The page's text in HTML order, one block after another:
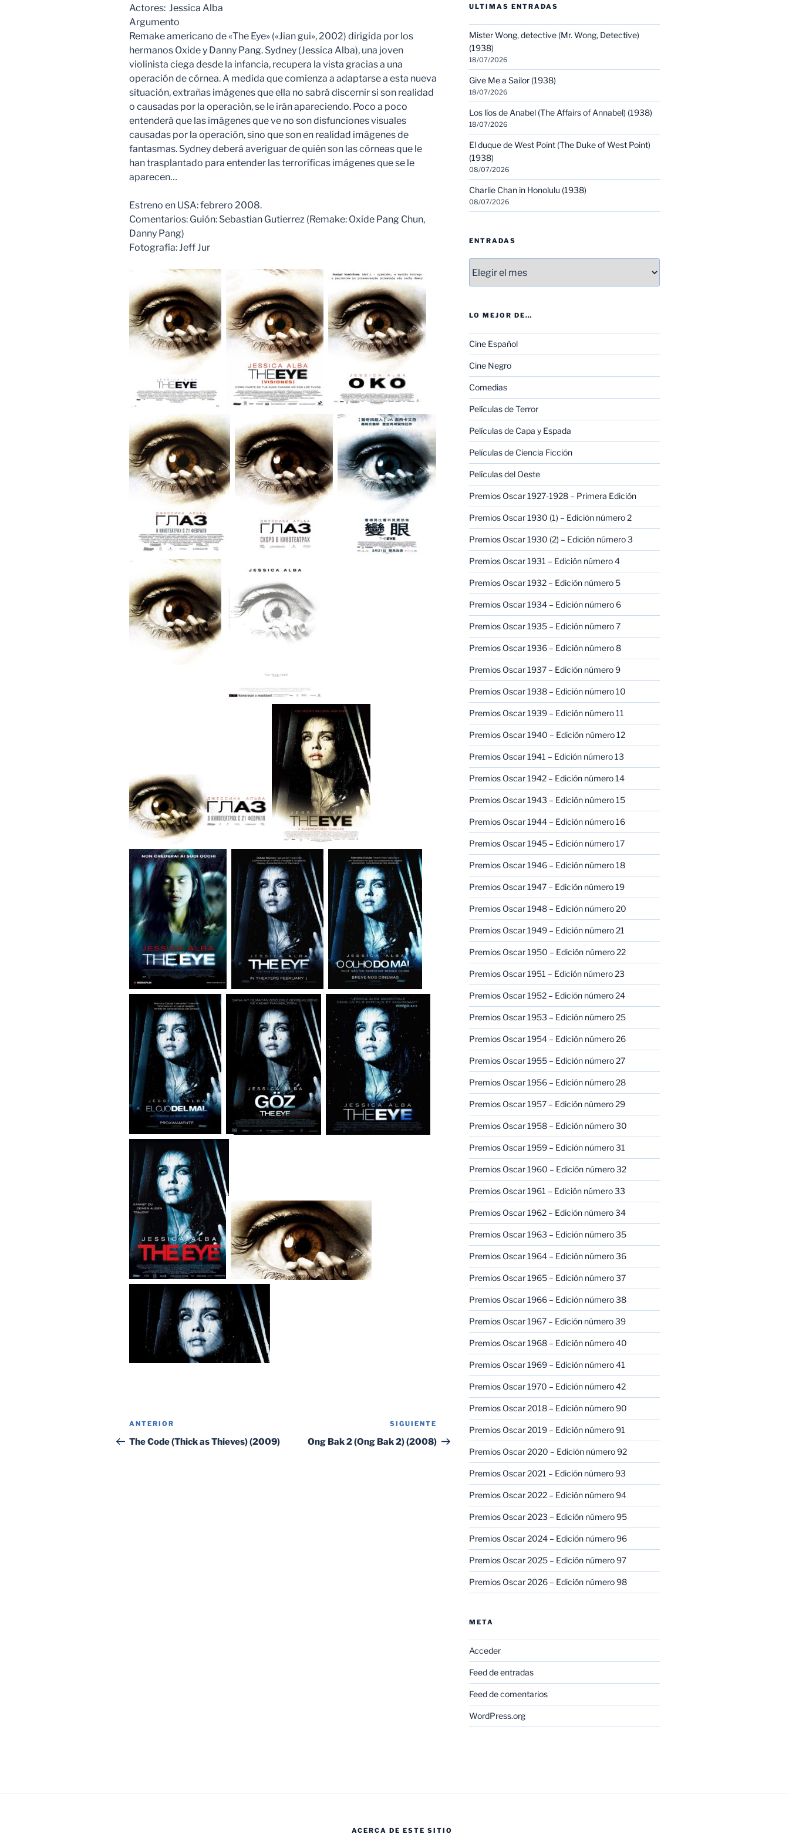
Actores: Jessica Alba
Argumento
Remake americano de «The Eye» («Jian gui», 2002) dirigida por los
hermanos Oxide y Danny Pang. Sydney (Jessica Alba), una joven
violinista ciega desde la infancia, recupera la vista gracias a una
operación de córnea. A medida que comienza a adaptarse a esta nueva
situación, extrañas imágenes que ella no sabrá discernir si son realidad
o causadas por la operación, se le irán apareciendo. Poco a poco
entenderá que las imágenes que ve no son disfunciones visuales
causadas por la operación, sino que son en realidad imágenes de
fantasmas. Sydney deberá averiguar de quién son las córneas que le
han trasplantado para entender las terroríficas imágenes que se le
aparecen…
Estreno en USA: febrero 2008.
Comentarios: Guión: Sebastian Gutierrez (Remake: Oxide Pang Chun,
Danny Pang)
Fotografía: Jeff Jur
Navegación
de
Entrada
anterior:
ANTERIOR
The Code (Thick as Thieves) (2009)
Siguiente
entrada
SIGUIENTE
Ong Bak 2 (Ong Bak 2) (2008)
ULTIMAS ENTRADAS
Mister Wong, detective (Mr. Wong, Detective)
(1938)
18/07/2026
Give Me a Sailor (1938)
18/07/2026
Los líos de Anabel (The Affairs of Annabel) (1938)
18/07/2026
El duque de West Point (The Duke of West Point)
(1938)
08/07/2026
Charlie Chan in Honolulu (1938)
08/07/2026
ENTRADAS
LO MEJOR DE…
Cine Español
Cine Negro
Comedias
Películas de Terror
Películas de Capa y Espada
Películas de Ciencia Ficción
Películas del Oeste
Premios Oscar 1927-1928 – Primera Edición
Premios Oscar 1930 (1) – Edición número 2
Premios Oscar 1930 (2) – Edición número 3
Premios Oscar 1931 – Edición número 4
Premios Oscar 1932 – Edición número 5
Premios Oscar 1934 – Edición número 6
Premios Oscar 1935 – Edición número 7
Premios Oscar 1936 – Edición número 8
Premios Oscar 1937 – Edición número 9
Premios Oscar 1938 – Edición número 10
Premios Oscar 1939 – Edición número 11
Premios Oscar 1940 – Edición número 12
Premios Oscar 1941 – Edición número 13
Premios Oscar 1942 – Edición número 14
Premios Oscar 1943 – Edición número 15
Premios Oscar 1944 – Edición número 16
Premios Oscar 1945 – Edición número 17
Premios Oscar 1946 – Edición número 18
Premios Oscar 1947 – Edición número 19
Premios Oscar 1948 – Edición número 20
Premios Oscar 1949 – Edición número 21
Premios Oscar 1950 – Edición número 22
Premios Oscar 1951 – Edición número 23
Premios Oscar 1952 – Edición número 24
Premios Oscar 1953 – Edición número 25
Premios Oscar 1954 – Edición número 26
Premios Oscar 1955 – Edición número 27
Premios Oscar 1956 – Edición número 28
Premios Oscar 1957 – Edición número 29
Premios Oscar 1958 – Edición número 30
Premios Oscar 1959 – Edición número 31
Premios Oscar 1960 – Edición número 32
Premios Oscar 1961 – Edición número 33
Premios Oscar 1962 – Edición número 34
Premios Oscar 1963 – Edición número 35
Premios Oscar 1964 – Edición número 36
Premios Oscar 1965 – Edición número 37
Premios Oscar 1966 – Edición número 38
Premios Oscar 1967 – Edición número 39
Premios Oscar 1968 – Edición número 40
Premios Oscar 1969 – Edición número 41
Premios Oscar 1970 – Edición número 42
Premios Oscar 2018 – Edición número 90
Premios Oscar 2019 – Edición número 91
Premios Oscar 2020 – Edición número 92
Premios Oscar 2021 – Edición número 93
Premios Oscar 2022 – Edición número 94
Premios Oscar 2023 – Edición número 95
Premios Oscar 2024 – Edición número 96
Premios Oscar 2025 – Edición número 97
Premios Oscar 2026 – Edición número 98
META
Acceder
Feed de entradas
Feed de comentarios
WordPress.org
ACERCA DE ESTE SITIO